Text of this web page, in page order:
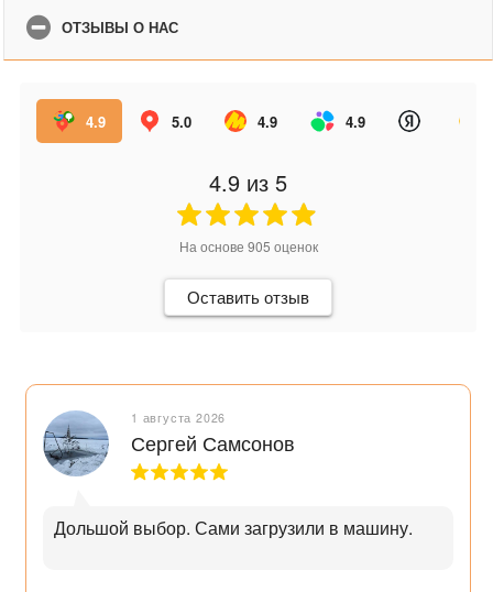
Камин с эффектом реального пламени создаст неповторимую
атмосферу уюта и комфорта в Вашем доме.
ОТЗЫВЫ О НАС
4.9 5.0 4.9 4.9
4.9 из 5
На основе 905 оценок
Оставить отзыв
1 августа 2026
Сергей Самсонов
Дольшой выбор. Сами загрузили в машину.